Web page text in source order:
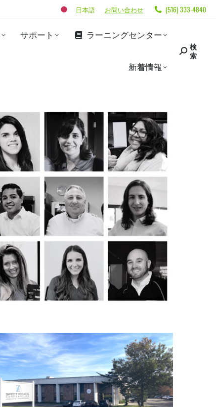
日本語 お問い合わせ (516) 333-4840
サポート ラーニングセンター
新着情報
検
索